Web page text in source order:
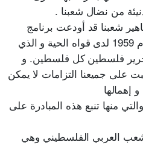
من نضال شعبنا .
شعبنا قد أودعت برنامج
استكمال الثورة التي بدات عام 1959 لدى قواه الحية و الذي
فلسطين كل فلسطين. و
على جميعنا التزامات لا يمكن
إهمالها
منها تنبع هذه المبادرة على
الشعب العربي الفلسطيني وهي